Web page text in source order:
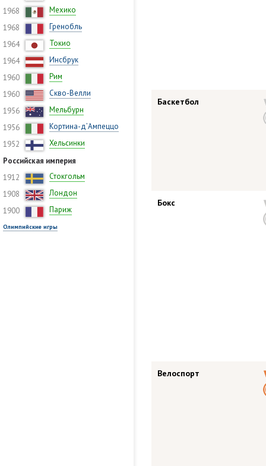
1968
Мехико
1968
Гренобль
1964
Токио
1964
Инсбрук
1960
Рим
1960
Скво-Велли
1956
Мельбурн
1956
Кортина-д’Ампеццо
1952
Хельсинки
Российская империя
1912
Стокгольм
1908
Лондон
1900
Париж
Олимпийские игры
Баскетбол
Бокс
Велоспорт